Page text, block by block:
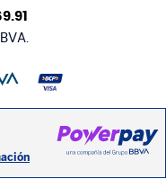
.91